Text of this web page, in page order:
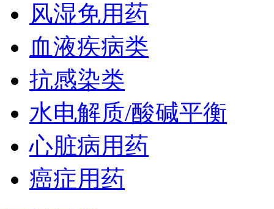
风湿免用药
血液疾病类
抗感染类
水电解质/酸碱平衡
心脏病用药
癌症用药